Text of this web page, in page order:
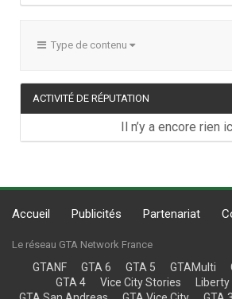
Type de contenu
ACTIVITÉ DE RÉPUTATION
Il n’y a encore rien
Accueil Publicités Partenariat
Le réseau GTA Network France
GTANF GTA 6 GTA 5 GTAMulti
GTA 4
Vice City Stories